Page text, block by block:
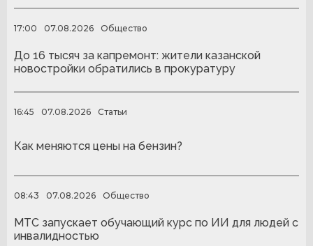
17:00 07.08.2026 Общество
До 16 тысяч за капремонт: жители казанской
новостройки обратились в прокуратуру
16:45 07.08.2026 Статьи
Как меняются цены на бензин?
08:43 07.08.2026 Общество
МТС запускает обучающий курс по ИИ для людей с
инвалидностью